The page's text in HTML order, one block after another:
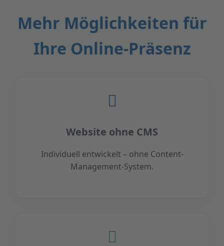
Mehr Möglichkeiten für
Ihre Online-Präsenz
Website ohne CMS
Individuell entwickelt – ohne Content-
Management-System.